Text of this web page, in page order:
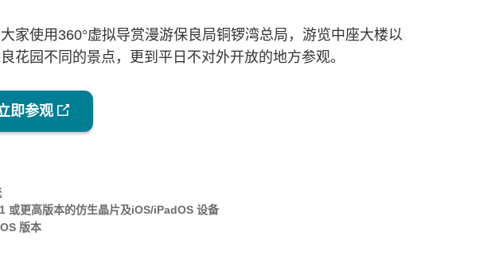
家使用360°虚拟导赏漫游保良局铜锣湾总局，游览中座大楼以
花园不同的景点，更到平日不对外开放的地方参观。
即参观
或更高版本的仿生晶片及iOS/iPadOS 设备
版本